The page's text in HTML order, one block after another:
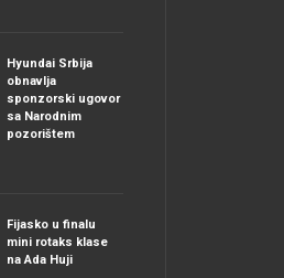
Hyundai Srbija
obnavlja
sponzorski ugovor
sa Narodnim
pozorištem
Fijasko u finalu
mini rotaks klase
na Ada Huji